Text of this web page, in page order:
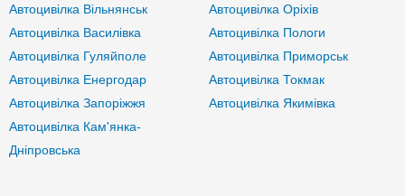
Автоцивілка Вільнянськ
Автоцивілка Василівка
Автоцивілка Гуляйполе
Автоцивілка Енергодар
Автоцивілка Запоріжжя
Автоцивілка Кам'янка-
Дніпровська
Автоцивілка Оріхів
Автоцивілка Пологи
Автоцивілка Приморськ
Автоцивілка Токмак
Автоцивілка Якимівка